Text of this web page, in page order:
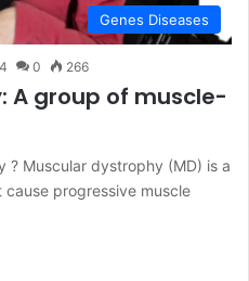
Genes Diseases
0 266
A group of muscle-
? Muscular dystrophy (MD) is a
progressive muscle